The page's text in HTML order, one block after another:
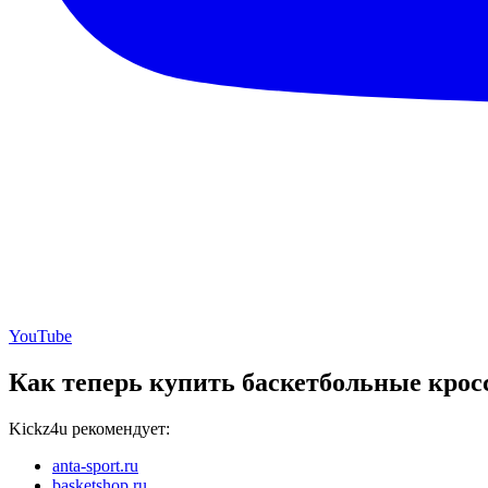
YouTube
Как теперь купить баскетбольные
Kickz4u рекомендует:
anta-sport.ru